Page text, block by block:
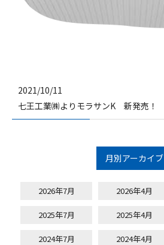
2021/10/11
七王工業㈱よりモラサンK 新発売！
月別アーカイブ
2026年7月 2026年4月
2025年7月 2025年4月
2024年7月 2024年4月